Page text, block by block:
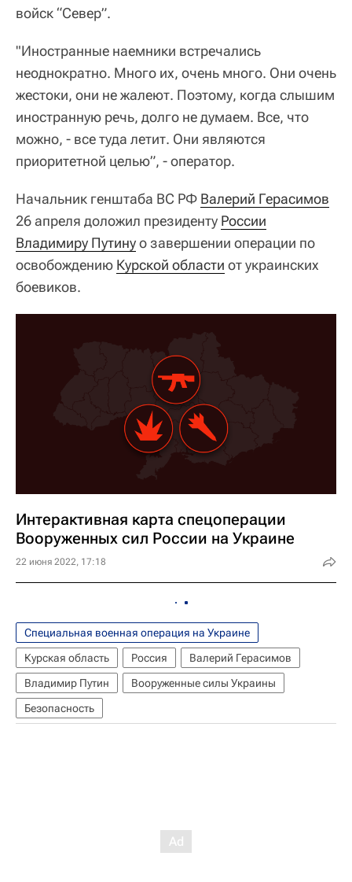
войск “Север”.
"Иностранные наемники встречались
неоднократно. Много их, очень много. Они очень
жестоки, они не жалеют. Поэтому, когда слышим
иностранную речь, долго не думаем. Все, что
можно, - все туда летит. Они являются
приоритетной целью”, - оператор.
Начальник генштаба ВС РФ Валерий Герасимов
26 апреля доложил президенту России
Владимиру Путинуо завершении операции по
освобождению Курской области от украинских
боевиков.
Интерактивная карта спецоперации
Вооруженных сил России на Украине
22 июня 2022, 17:18
Специальная военная операция на Украине
Курская область
Россия
Валерий Герасимов
Владимир Путин
Вооруженные силы Украины
Безопасность